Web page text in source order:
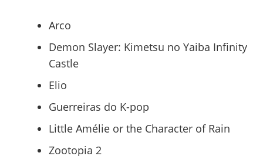
Arco
Demon Slayer: Kimetsu no Yaiba Infinity
Castle
Elio
Guerreiras do K-pop
Little Amélie or the Character of Rain
Zootopia 2